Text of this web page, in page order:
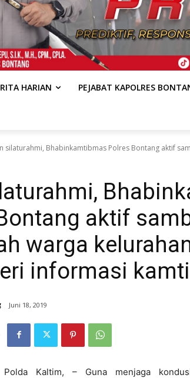
HARIAN PEJABAT KAPOLRES
silaturahmi, Bhabinkamtibmas Polres Bontang aktif
aktif
warga
informasi
Juni 18, 2019
Kaltim, – Guna menjaga